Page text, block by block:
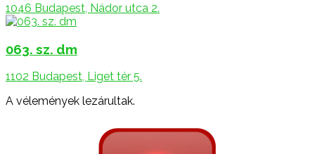
1046 Budapest, Nádor utca 2.
063. sz. dm
1102 Budapest, Liget tér 5.
A vélemények lezárultak.